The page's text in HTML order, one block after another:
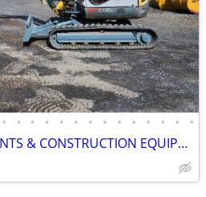
• • • • • • • • • • • • • •
EXCAVATOR ATTACHMENTS & CONSTRUCTION EQUIPMENT ON SALE!!!